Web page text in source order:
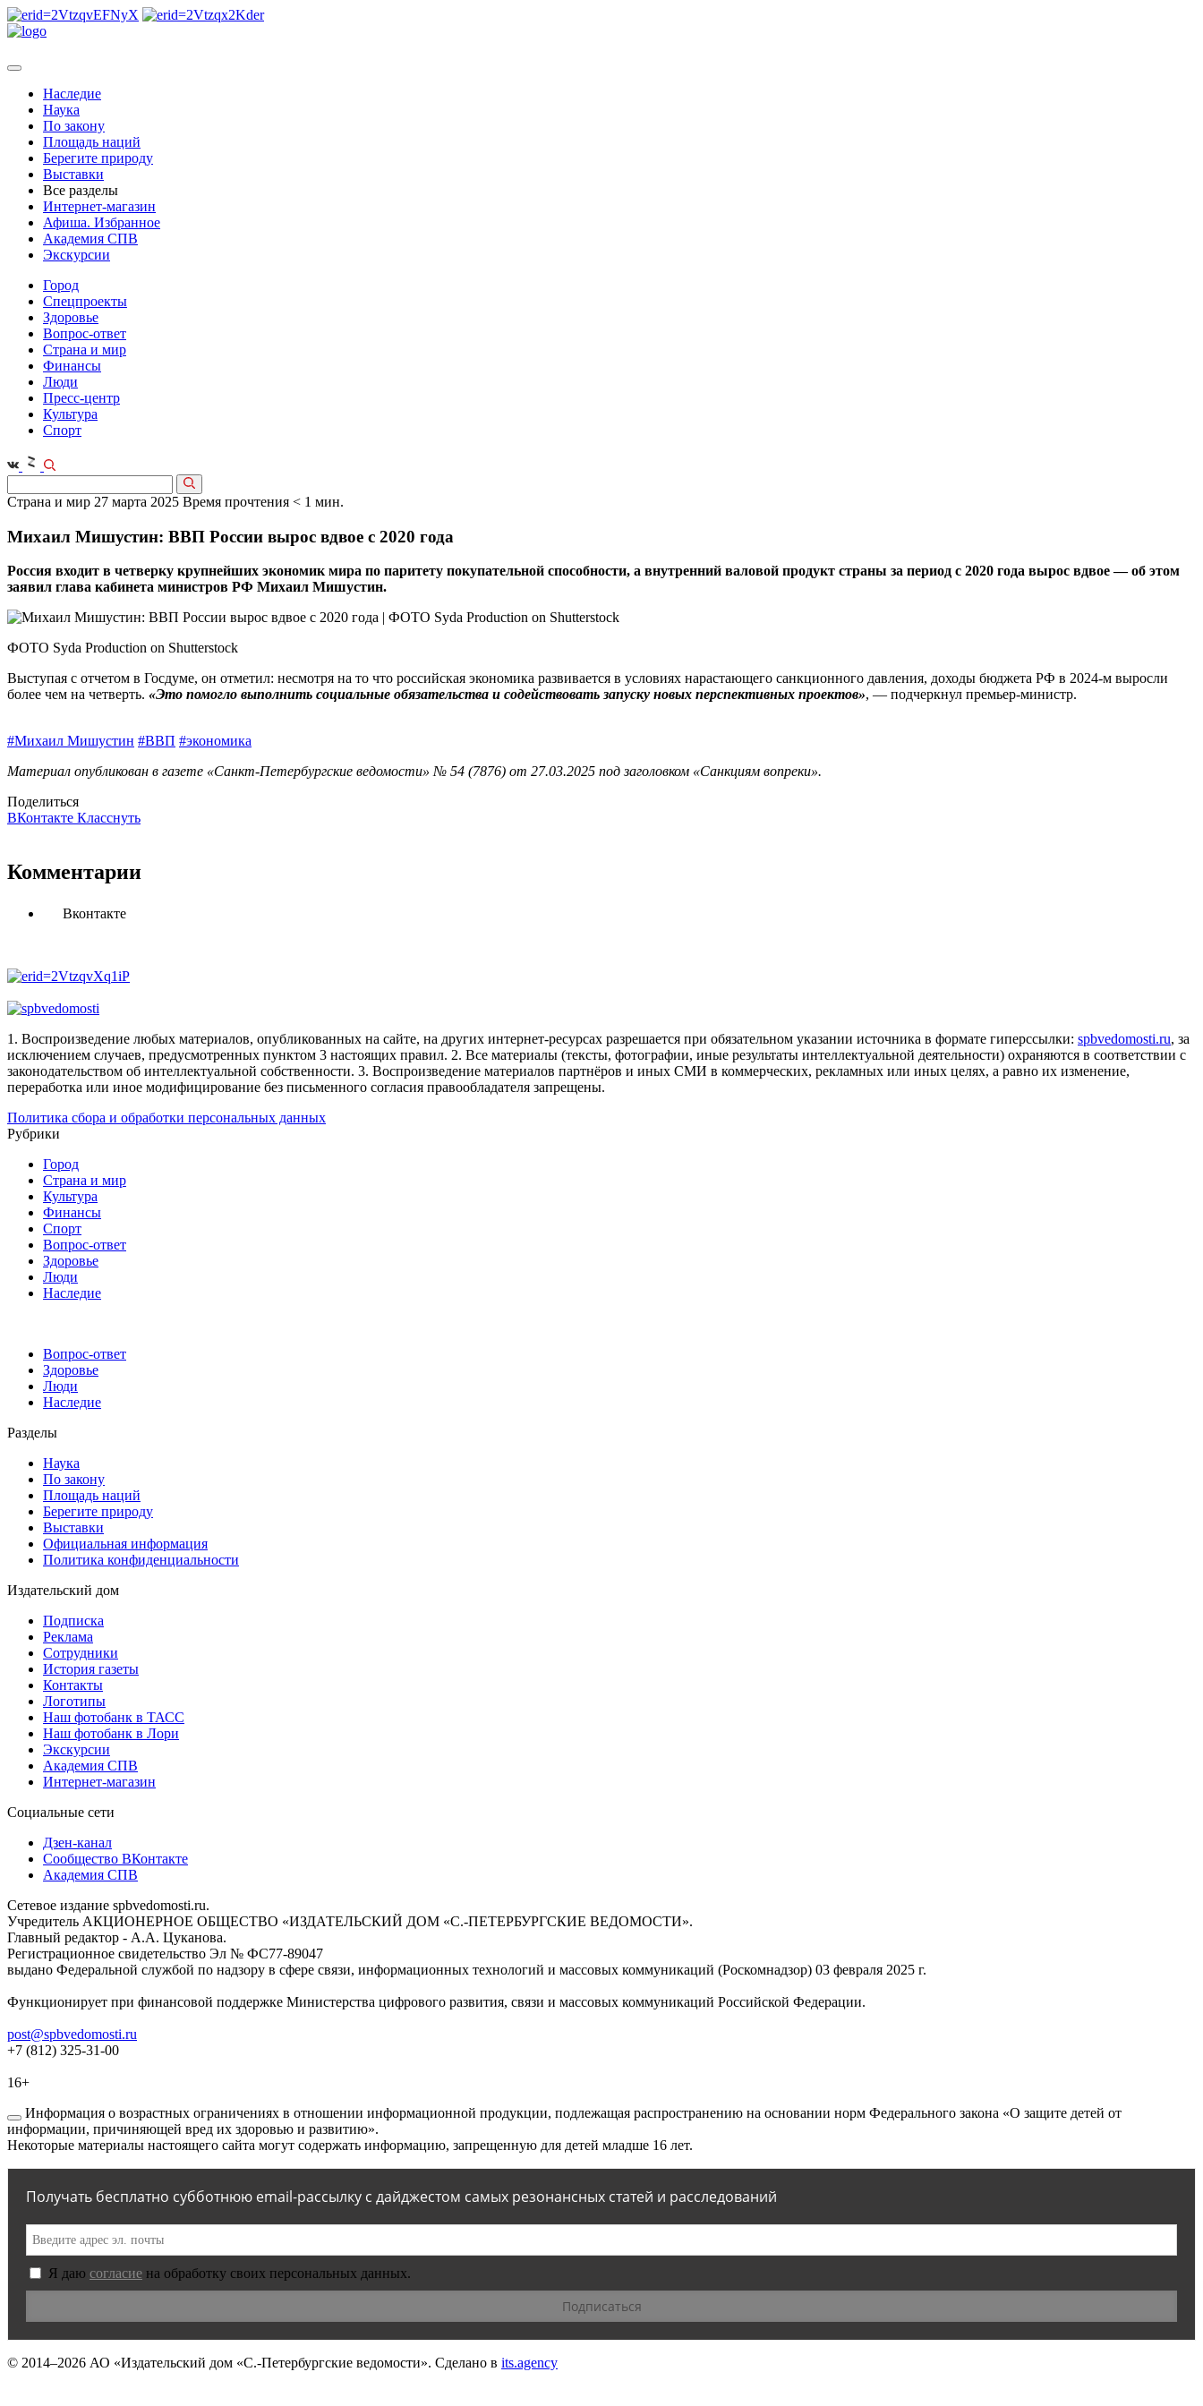
Наследие
Наука
По закону
Площадь наций
Берегите природу
Выставки
Все разделы
Интернет-магазин
Афиша. Избранное
Академия СПВ
Экскурсии
Город
Спецпроекты
Здоровье
Вопрос-ответ
Страна и мир
Финансы
Люди
Пресс-центр
Культура
Спорт
Страна и мир 27 марта 2025 Время прочтения < 1 мин.
Михаил Мишустин: ВВП России вырос вдвое с 2020 года
Россия входит в четверку крупнейших экономик мира по паритету покупательной способности, а внутренний валовой продукт страны за период с 2020 года вырос вдвое — об этом
заявил глава кабинета министров РФ Михаил Мишустин.
ФОТО Syda Production on Shutterstock
Выступая с отчетом в Госдуме, он отметил: несмотря на то что российская экономика развивается в условиях нарастающего санкционного давления, доходы бюджета РФ в 2024‑м выросли
более чем на четверть. «Это помогло выполнить социальные обязательства и содействовать запуску новых перспективных проектов», — подчеркнул премьер-министр.
#Михаил Мишустин #ВВП #экономика
Материал опубликован в газете «Санкт-Петербургские ведомости» № 54 (7876) от 27.03.2025 под заголовком «Санкциям вопреки».
Поделиться
ВКонтакте Класснуть
Комментарии
Вконтакте
1. Воспроизведение любых материалов, опубликованных на сайте, на других интернет-ресурсах разрешается при обязательном указании источника в формате гиперссылки: spbvedomosti.ru, за
исключением случаев, предусмотренных пунктом 3 настоящих правил. 2. Все материалы (тексты, фотографии, иные результаты интеллектуальной деятельности) охраняются в соответствии с
законодательством об интеллектуальной собственности. 3. Воспроизведение материалов партнёров и иных СМИ в коммерческих, рекламных или иных целях, а равно их изменение,
переработка или иное модифицирование без письменного согласия правообладателя запрещены.
Политика сбора и обработки персональных данных
Рубрики
Город
Страна и мир
Культура
Финансы
Спорт
Вопрос-ответ
Здоровье
Люди
Наследие
Вопрос-ответ
Здоровье
Люди
Наследие
Разделы
Наука
По закону
Площадь наций
Берегите природу
Выставки
Официальная информация
Политика конфиденциальности
Издательский дом
Подписка
Реклама
Сотрудники
История газеты
Контакты
Логотипы
Наш фотобанк в ТАСС
Наш фотобанк в Лори
Экскурсии
Академия СПВ
Интернет-магазин
Социальные сети
Дзен-канал
Сообщество ВКонтакте
Академия СПВ
Сетевое издание spbvedomosti.ru.
Учредитель АКЦИОНЕРНОЕ ОБЩЕСТВО «ИЗДАТЕЛЬСКИЙ ДОМ «С.-ПЕТЕРБУРГСКИЕ ВЕДОМОСТИ».
Главный редактор - А.А. Цуканова.
Регистрационное свидетельство Эл № ФС77-89047
выдано Федеральной службой по надзору в сфере связи, информационных технологий и массовых коммуникаций (Роскомнадзор) 03 февраля 2025 г.
Функционирует при финансовой поддержке Министерства цифрового развития, связи и массовых коммуникаций Российской Федерации.
post@spbvedomosti.ru
+7 (812) 325-31-00
16+
Информация о возрастных ограничениях в отношении информационной продукции, подлежащая распространению на основании норм Федерального закона «О защите детей от
информации, причиняющей вред их здоровью и развитию».
Некоторые материалы настоящего сайта могут содержать информацию, запрещенную для детей младше 16 лет.
Получать бесплатно субботнюю email-рассылку с дайджестом самых резонансных статей и расследований
Я даю согласие на обработку своих персональных данных.
© 2014–2026 АО «Издательский дом «С.-Петербургские ведомости». Сделано в its.agency